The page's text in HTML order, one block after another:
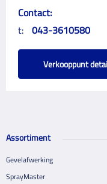
Contact:
t: 043-3610580
Verkooppunt
Assortiment
Gevelafwerking
SprayMaster